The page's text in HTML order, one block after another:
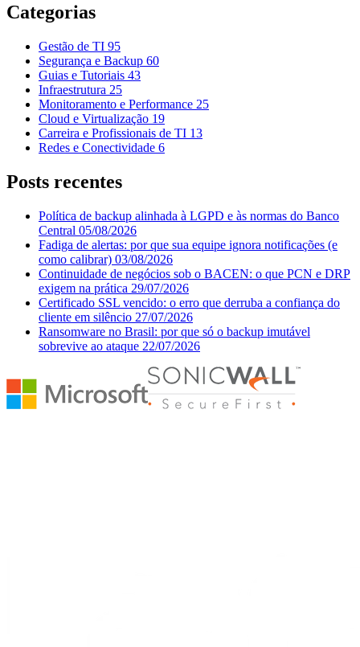
Categorias
Gestão de TI 95
Segurança e Backup 60
Guias e Tutoriais 43
Infraestrutura 25
Monitoramento e Performance 25
Cloud e Virtualização 19
Carreira e Profissionais de TI 13
Redes e Conectividade 6
Posts recentes
Política de backup alinhada à LGPD e às normas do Banco
Central 05/08/2026
Fadiga de alertas: por que sua equipe ignora notificações (e
como calibrar) 03/08/2026
Continuidade de negócios sob o BACEN: o que PCN e DRP
exigem na prática 29/07/2026
Certificado SSL vencido: o erro que derruba a confiança do
cliente em silêncio 27/07/2026
Ransomware no Brasil: por que só o backup imutável
sobrevive ao ataque 22/07/2026